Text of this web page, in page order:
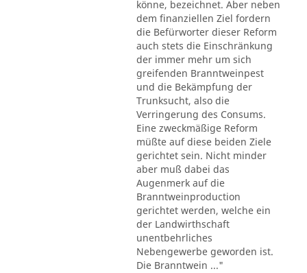
könne, bezeichnet. Aber neben
dem finanziellen Ziel fordern
die Befürworter dieser Reform
auch stets die Einschränkung
der immer mehr um sich
greifenden Branntweinpest
und die Bekämpfung der
Trunksucht, also die
Verringerung des Consums.
Eine zweckmäßige Reform
müßte auf diese beiden Ziele
gerichtet sein. Nicht minder
aber muß dabei das
Augenmerk auf die
Branntweinproduction
gerichtet werden, welche ein
der Landwirthschaft
unentbehrliches
Nebengewerbe geworden ist.
Die Branntwein ..."